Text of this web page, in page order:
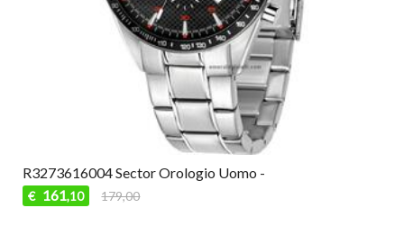
R3273616004 Sector Orologio Uomo -
€ 161,10 179,00